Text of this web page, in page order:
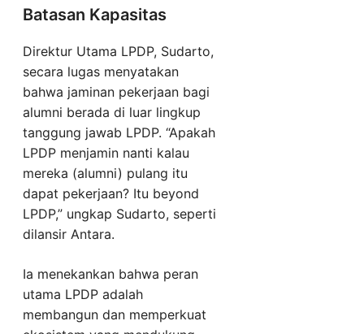
Batasan Kapasitas
Direktur Utama LPDP, Sudarto,
secara lugas menyatakan
bahwa jaminan pekerjaan bagi
alumni berada di luar lingkup
tanggung jawab LPDP. “Apakah
LPDP menjamin nanti kalau
mereka (alumni) pulang itu
dapat pekerjaan? Itu beyond
LPDP,” ungkap Sudarto, seperti
dilansir Antara.
Ia menekankan bahwa peran
utama LPDP adalah
membangun dan memperkuat